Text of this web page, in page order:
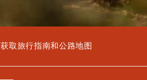
获取旅行指南和公路地图